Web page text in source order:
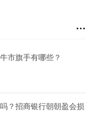
市旗手有哪些？
？招商银行朝朝盈会损